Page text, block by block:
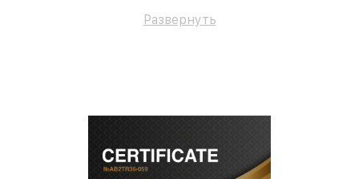
поломки по условиям гарантии, мы бесплатно
безупречной репутацией;
лицензированное ПО в ремонтно-
диагностических мастерских;
Развернуть